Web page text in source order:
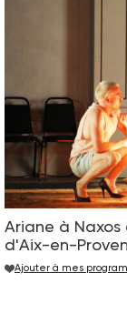
Ariane à Naxos
d'Aix-en-
Ajouter à mes